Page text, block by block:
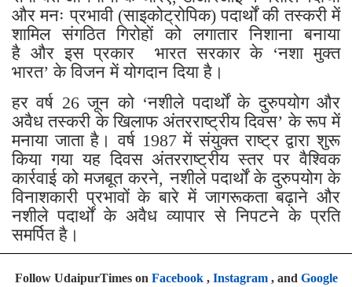
और मनः प्रभावी (साइकोट्रोपिक) पदार्थों की तस्करी में
शामिल संगठित गिरोहों को लगातार निशाना बनाया
है और इस प्रकार भारत सरकार के ‘नशा मुक्त
भारत’ के विजन में योगदान दिया है।
हर वर्ष 26 जून को ‘नशीले पदार्थों के दुरुपयोग और
अवैध तस्करी के खिलाफ अंतरराष्ट्रीय दिवस’ के रूप में
मनाया जाता है। वर्ष 1987 में संयुक्त राष्ट्र द्वारा शुरू
किया गया यह दिवस अंतरराष्ट्रीय स्तर पर वैश्विक
कार्रवाई को मजबूत करने, नशीले पदार्थों के दुरुपयोग के
विनाशकारी प्रभावों के बारे में जागरूकता बढ़ाने और
नशीले पदार्थों के अवैध व्यापार से निपटने के प्रति
समर्पित है।
Follow UdaipurTimes on Facebook, Instagram, and Google